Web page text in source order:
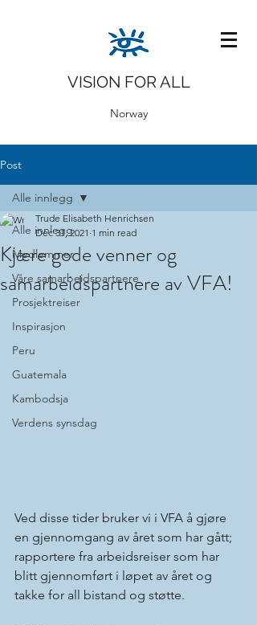
VISION FOR ALL
Norway
Post
Alle innlegg
Medlemmer
Våre samarbeidspartnere
Prosjektreiser
Inspirasjon
Peru
Guatemala
Kambodsja
Verdens synsdag
Alle innlegg
Kjære gode venner og
samarbeidspartnere av VFA!
Trude Elisabeth Henrichsen
Dec 31, 2021 1 min read
Ved disse tider bruker vi i VFA å gjøre
en gjennomgang av året som har gått;
rapportere fra arbeidsreiser som har
blitt gjennomført i løpet av året og
takke for all bistand og støtte.